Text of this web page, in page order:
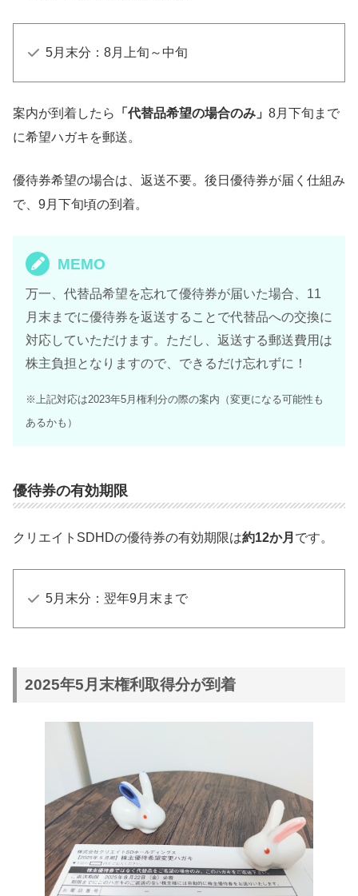
5月末分：8月上旬～中旬
案内が到着したら 「代替品希望の場合のみ」 8月下旬まで
に希望ハガキを郵送。
優待券希望の場合は、返送不要。後日優待券が届く仕組み
で、9月下旬頃の到着。
MEMO
万一、代替品希望を忘れて優待券が届いた場合、11
月末までに優待券を返送することで代替品への交換に
対応していただけます。ただし、返送する郵送費用は
株主負担となりますので、できるだけ忘れずに！
※上記対応は2023年5月権利分の際の案内（変更になる可能性も
あるかも）
優待券の有効期限
クリエイトSDHDの優待券の有効期限は約12か月 です。
5月末分：翌年9月末まで
2025年5月末権利取得分が到着